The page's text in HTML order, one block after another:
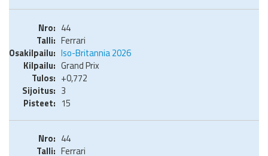
44
Ferrari
Iso-Britannia 2026
Grand Prix
+0,772
3
15
44
Ferrari